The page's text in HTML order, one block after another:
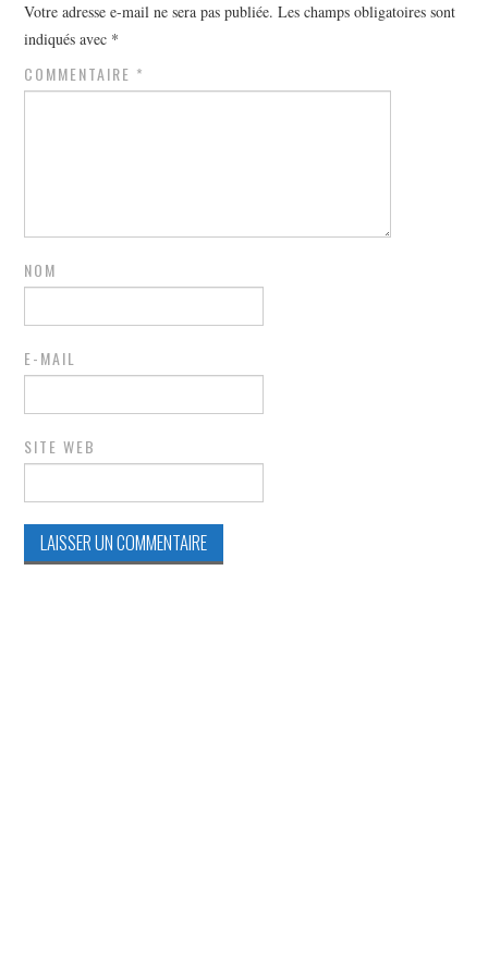
Votre adresse e-mail ne sera pas publiée. Les champs obligatoires sont
indiqués avec *
COMMENTAIRE *
NOM
E-MAIL
SITE WEB